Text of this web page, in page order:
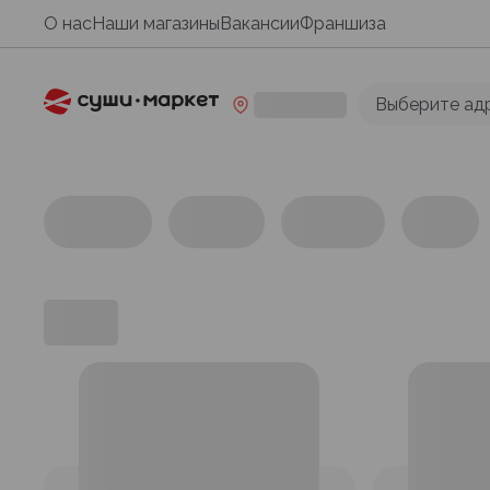
О насНаши магазиныВакансииФраншиза
Выберите